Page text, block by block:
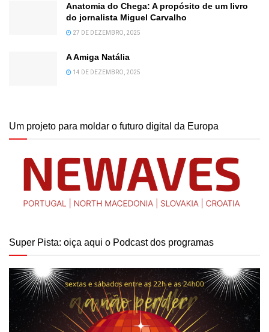
Anatomia do Chega: A propósito de um livro
do jornalista Miguel Carvalho
27 DE DEZEMBRO, 2025
A Amiga Natália
14 DE DEZEMBRO, 2025
Um projeto para moldar o futuro digital da Europa
Super Pista: oiça aqui o Podcast dos programas